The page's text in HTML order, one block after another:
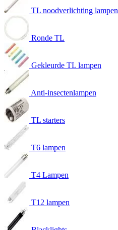
TL noodverlichting lampen
Ronde TL
Gekleurde TL lampen
Anti-insectenlampen
TL starters
T6 lampen
T4 Lampen
T12 lampen